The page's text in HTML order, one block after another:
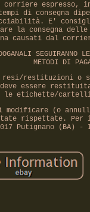
corriere
di consegna
E' consigliato
la consegna
causati dal
SEGUIRANNO
METODI DI
restituzioni o
essere
le etichette/
(o
rispettate.
Putignano